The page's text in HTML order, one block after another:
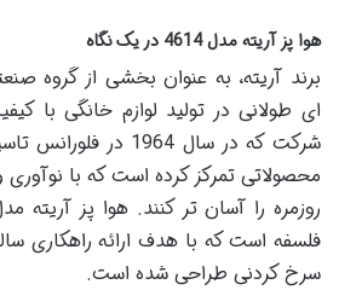
هوا پز آریته مدل 4614 در یک نگاه
برند آریته، به عنوان بخشی از گروه
ای طولانی در تولید لوازم خانگی با
شرکت که در سال 1964
محصولاتی تمرکز کرده است که با نوآوری
فلسفه است که با هدف ارائه راهکاری
سرخ کردنی طراحی شده است.